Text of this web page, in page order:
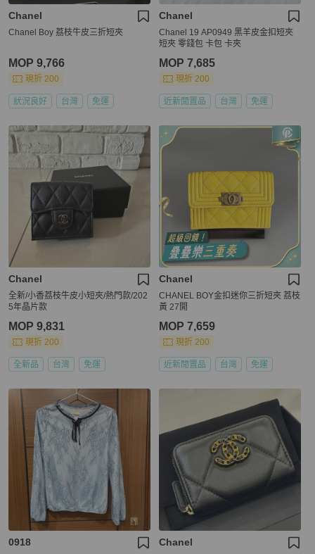
Chanel
Chanel Boy 荔枝牛皮三折短夾
MOP 9,766
現折 200
狀況良好 台灣 免運
Chanel
Chanel 19 AP0949 黑羊皮金扣短夾
短夾 零錢包 卡包 卡夾
MOP 7,685
現折 200
近新閒置品 台灣 免運
Chanel
全新/小香荔枝牛皮小短夾/熱門款/202
5年晶片款
MOP 9,831
現折 200
全新品 台灣 免運
Chanel
CHANEL BOY金扣迷你三折短夾 荔枝
黃 27開
MOP 7,659
現折 200
近新閒置品 台灣 免運
0918 Chanel